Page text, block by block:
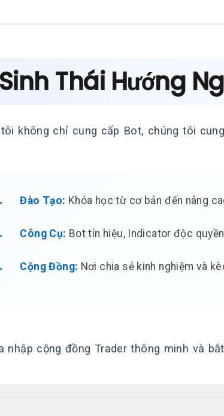
Thái Hướng
không chỉ cung cấp Bot, chúng tôi
Đào Tạo: Khóa học từ cơ bản đến nâng
Công Cụ: Bot tín hiệu, Indicator độc
Cộng Đồng: Nơi chia sẻ kinh nghiệm và
nhập cộng đồng Trader thông minh và